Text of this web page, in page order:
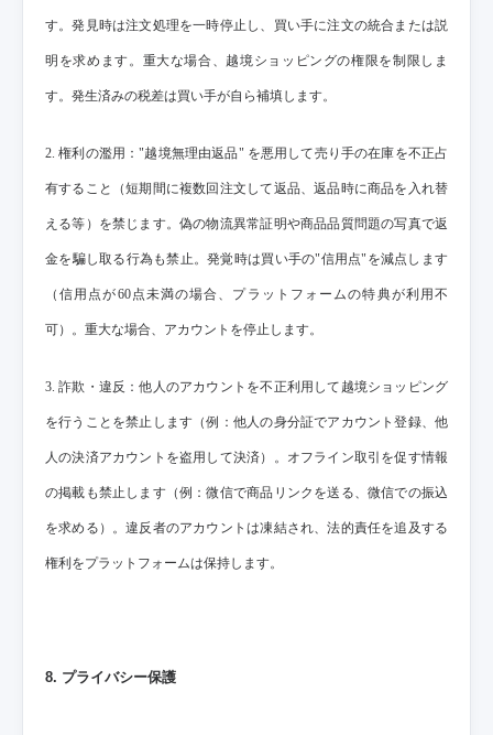
す。発見時は注文処理を一時停止し、買い手に注文の統合または説
明を求めます。重大な場合、越境ショッピングの権限を制限しま
す。発生済みの税差は買い手が自ら補填します。
2. 権利の濫用："越境無理由返品" を悪用して売り手の在庫を不正占
有すること（短期間に複数回注文して返品、返品時に商品を入れ替
える等）を禁じます。偽の物流異常証明や商品品質問題の写真で返
金を騙し取る行為も禁止。発覚時は買い手の"信用点"を減点します
（信用点が60点未満の場合、プラットフォームの特典が利用不
可）。重大な場合、アカウントを停止します。
3. 詐欺・違反：他人のアカウントを不正利用して越境ショッピング
を行うことを禁止します（例：他人の身分証でアカウント登録、他
人の決済アカウントを盗用して決済）。オフライン取引を促す情報
の掲載も禁止します（例：微信で商品リンクを送る、微信での振込
を求める）。違反者のアカウントは凍結され、法的責任を追及する
権利をプラットフォームは保持します。
8. プライバシー保護